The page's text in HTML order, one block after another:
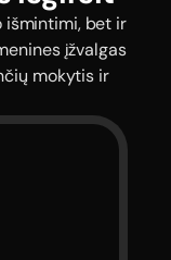
išmintimi, bet ir
įžvalgas
mokytis ir